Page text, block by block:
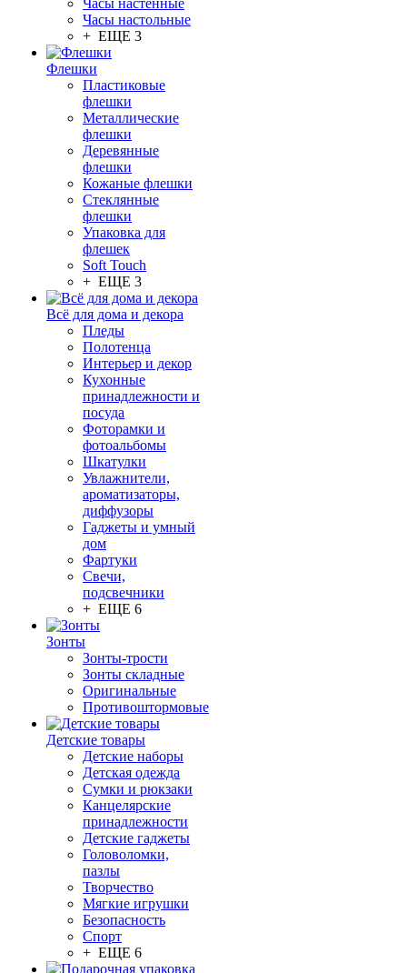
Часы настенные
Часы настольные
+ ЕЩЕ 3
Флешки
Пластиковые
флешки
Металлические
флешки
Деревянные
флешки
Кожаные флешки
Стеклянные
флешки
Упаковка для
флешек
Soft Touch
+ ЕЩЕ 3
Всё для дома и декора
Пледы
Полотенца
Интерьер и декор
Кухонные
принадлежности и
посуда
Фоторамки и
фотоальбомы
Шкатулки
Увлажнители,
ароматизаторы,
диффузоры
Гаджеты и умный
дом
Фартуки
Свечи,
подсвечники
+ ЕЩЕ 6
Зонты
Зонты-трости
Зонты складные
Оригинальные
Противоштормовые
Детские товары
Детские наборы
Детская одежда
Сумки и рюкзаки
Канцелярские
принадлежности
Детские гаджеты
Головоломки,
пазлы
Творчество
Мягкие игрушки
Безопасность
Спорт
+ ЕЩЕ 6